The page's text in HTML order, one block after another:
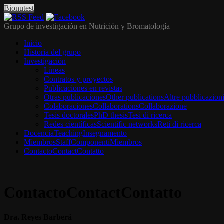
Bionutest
Grupo de investigación en Nutrición y Bromatología
Inicio
Historia del grupo
Investigación
Líneas
Contratos y proyectos
Publicaciones en revistas
Otras publicacionesOther publicationsAltre pubblicazioni
ColaboracionesCollaborationsCollaborazione
Tesis doctoralesPhD thesisTesi di ricerca
Redes científicasScientific networksReti di ricerca
DocenciaTeachingInsegnamento
MiembrosStaffComponentiMiembros
ContactoContactContatto